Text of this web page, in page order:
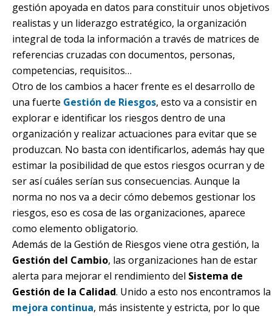
gestión apoyada en datos para constituir unos objetivos
realistas y un liderazgo estratégico, la organización
integral de toda la información a través de matrices de
referencias cruzadas con documentos, personas,
competencias, requisitos…
Otro de los cambios a hacer frente es el desarrollo de
una fuerte Gestión de Riesgos, esto va a consistir en
explorar e identificar los riesgos dentro de una
organización y realizar actuaciones para evitar que se
produzcan. No basta con identificarlos, además hay que
estimar la posibilidad de que estos riesgos ocurran y de
ser así cuáles serían sus consecuencias. Aunque la
norma no nos va a decir cómo debemos gestionar los
riesgos, eso es cosa de las organizaciones, aparece
como elemento obligatorio.
Además de la Gestión de Riesgos viene otra gestión, la
Gestión del Cambio, las organizaciones han de estar
alerta para mejorar el rendimiento del Sistema de
Gestión de la Calidad. Unido a esto nos encontramos la
mejora continua, más insistente y estricta, por lo que